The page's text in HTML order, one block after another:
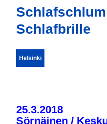
Schlafbrille
Helsinki
25.3.2018
Sörnäinen /